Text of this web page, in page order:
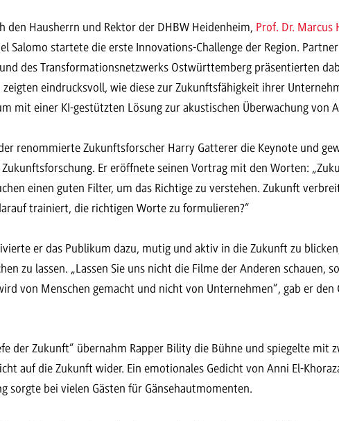
den Hausherrn und Rektor der DHBW Heidenheim, Prof. Dr. Marcus
Salomo startete die erste Innovations-Challenge der Region.
des Transformationsnetzwerks Ostwürttemberg präsentierten
eindrucksvoll, wie diese zur Zukunftsfähigkeit ihrer
mit einer KI-gestützten Lösung zur akustischen Überwachung von
renommierte Zukunftsforscher Harry Gatterer die Keynote und
Er eröffnete seinen Vortrag mit den Worten:
einen guten Filter, um das Richtige zu verstehen. Zukunft
trainiert, die richtigen Worte zu formulieren?“
er das Publikum dazu, mutig und aktiv in die Zukunft zu
zu lassen. „Lassen Sie uns nicht die Filme der Anderen schauen,
von Menschen gemacht und nicht von Unternehmen“, gab er den
der Zukunft“ übernahm Rapper Bility die Bühne und spiegelte mit
auf die Zukunft wider. Ein emotionales Gedicht von Anni El-
sorgte bei vielen Gästen für Gänsehautmomenten.